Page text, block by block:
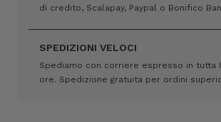
di credito, Scalapay, Paypal o Bonifico
SPEDIZIONI VELOCI
Spediamo con corriere espresso in tutta
ore. Spedizione gratuita per ordini